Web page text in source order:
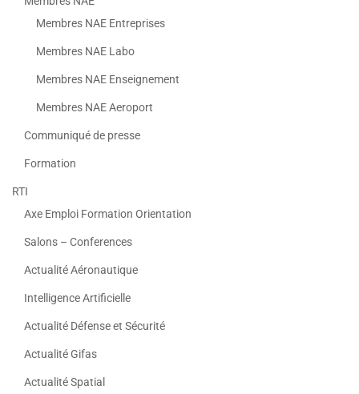
Membres NAE Entreprises
Membres NAE Labo
Membres NAE Enseignement
Membres NAE Aeroport
Communiqué de presse
Formation
RTI
Axe Emploi Formation Orientation
Salons – Conferences
Actualité Aéronautique
Intelligence Artificielle
Actualité Défense et Sécurité
Actualité Gifas
Actualité Spatial